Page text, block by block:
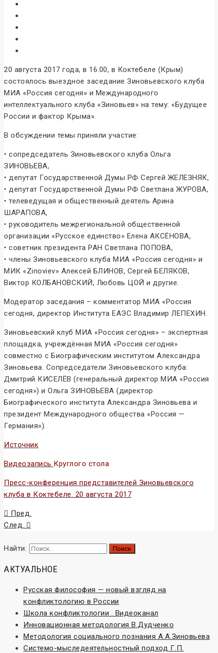
20 августа 2017 года, в 16.00, в Коктебеле (Крым)
состоялось выездное заседание Зиновьевского клуба
МИА «Россия сегодня» и Международного
интеллектуального клуба «Зиновьев» на тему: «Будущее
России и фактор Крыма».
В обсуждении темы приняли участие:
• сопредседатель Зиновьевского клуба Ольга
ЗИНОВЬЕВА,
• депутат Государственной Думы РФ Сергей ЖЕЛЕЗНЯК,
• депутат Государственной Думы РФ Светлана ЖУРОВА,
• телеведущая и общественный деятель Арина
ШАРАПОВА,
• руководитель межрегиональной общественной
организации «Русское единство» Елена АКСЁНОВА,
• советник президента РАН Светлана ПОПОВА,
• члены Зиновьевского клуба МИА «Россия сегодня» и
МИК «Zinoviev» Алексей БЛИНОВ, Сергей БЕЛЯКОВ,
Виктор КОЛБАНОВСКИЙ, Любовь ЦОЙ и другие.
Модератор заседания – комментатор МИА «Россия
сегодня, директор Института ЕАЭС Владимир ЛЕПЕХИН.
Зиновьевский клуб МИА «Россия сегодня» – экспертная
площадка, учреждённая МИА «Россия сегодня»
совместно с Биографическим институтом Александра
Зиновьева. Сопредседатели Зиновьевского клуба:
Дмитрий КИСЕЛЁВ (генеральный директор МИА «Россия
сегодня») и Ольга ЗИНОВЬЕВА (директор
Биографического института Александра Зиновьева и
президент Международного общества «Россия —
Германия»).
Источник
Видеозапись Круглого стола
Пресс-конференция представителей Зиновьевского
клуба в Коктебеле. 20 августа 2017
Пред.
След.
Найти:
АКТУАЛЬНОЕ
Русская философия — новый взгляд на
конфликтологию в России
Школа конфликтологии . Видеоканал
Инновационная методология В.Дудченко
Методология социального познания А.А.Зиновьева
Системо-мыследеятельностный подход Г.П.